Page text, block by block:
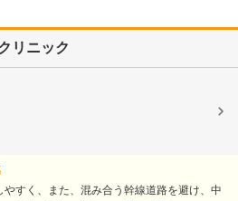
リニック
すく、また、混み合う幹線道路を避け、中